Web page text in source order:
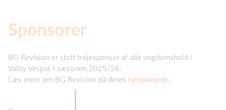
Sponsorer
BG Revision er stolt trøjesponsor af alle ungdomshold i
Valby Vespas i sæsonen 2025/26.
Læs mere om BG Revision på deres hjemmeside.